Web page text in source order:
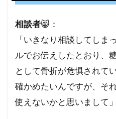
相談者😸：
「いきなり相談してしま
ルでお伝えしたとおり、
として骨折が危惧されて
確かめたいんですが、そ
使えないかと思いまして」